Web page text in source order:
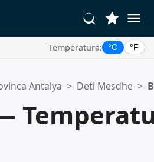
Temperatura: °C °F
bosh.
Antalya > Deti Mesdhe >